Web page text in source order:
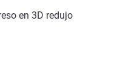
en 3D redujo